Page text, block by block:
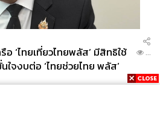
อ ‘ไทยเที่ยวไทยพลัส’ มีสิทธิใช้
จงบต่อ ‘ไทยช่วยไทย พลัส’
...